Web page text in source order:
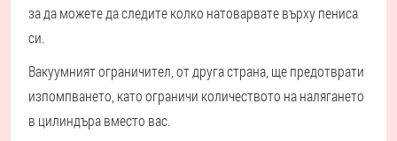
за да можете да следите колко натоварвате върху пениса
си.
Вакуумният ограничител, от друга страна, ще предотврати
изпомпването, като ограничи количеството на налягането
в цилиндъра вместо вас.